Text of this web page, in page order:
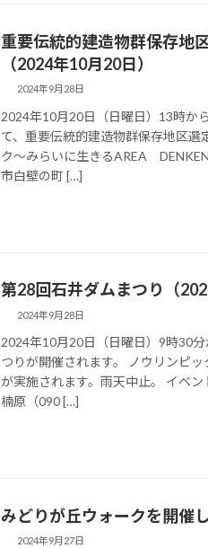
重要伝統的建造物群保存地
（2024年10月20日）
2024年9月28日
2024年10月20日（日曜日）13時か
て、重要伝統的建造物群保存地区
ク～みらいに生きるAREA
市白壁の町 […]
第28回石井ダムまつり（
2024年9月28日
2024年10月20日（日曜日）9時30
つりが開催されます。 ノウリンピ
が実施されます。雨天中止。 イベ
楠原（090 […]
みどりが丘ウォークを開催
2024年9月27日